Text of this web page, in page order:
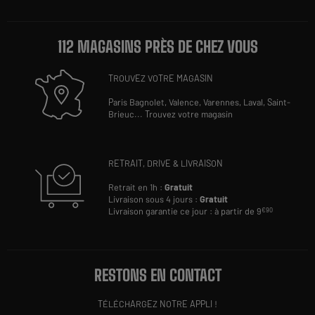
112 MAGASINS PRÈS DE CHEZ VOUS
TROUVEZ VOTRE MAGASIN
Paris Bagnolet,Valence,Varennes, Laval,Saint-
Brieuc...Trouvez votre magasin
RETRAIT, DRIVE & LIVRAISON
Retrait en 1h :Gratuit
Livraison sous 4 jours :Gratuit
Livraison garantie ce jour : à partir de 9€90
RESTONS EN CONTACT
TÉLÉCHARGEZ NOTRE APPLI !